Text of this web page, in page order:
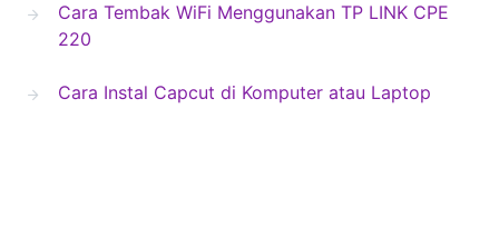
Cara Tembak WiFi Menggunakan TP LINK CPE
220
Cara Instal Capcut di Komputer atau Laptop